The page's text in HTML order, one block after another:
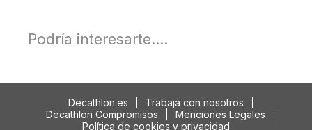
Podría interesarte....
Decathlon.es
Trabaja con nosotros
Decathlon Compromisos
Menciones Legales
Política de cookies y privacidad